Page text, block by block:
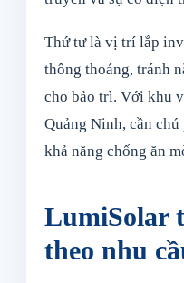
Thứ tư là vị trí lắp
thông thoáng, tránh
cho bảo trì. Với khu
Quảng Ninh, cần
khả năng chống ăn
LumiSolar
theo nhu